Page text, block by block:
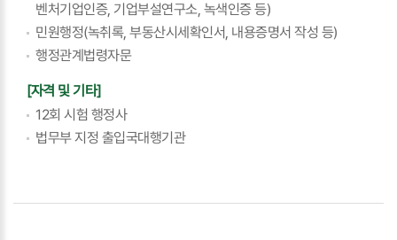
벤처기업인증, 기업부설연구소, 녹색인증 등)
민원행정(녹취록, 부동산시세확인서, 내용증명서 작성 등)
행정관계법령자문
[자격 및 기타]
12회 시험 행정사
법무부 지정 출입국대행기관